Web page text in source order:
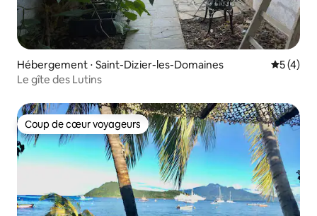
Hébergement ⋅ Saint-Dizier-les-Domaines
5 (4)
Le gîte des Lutins
Coup de cœur voyageurs
Coup de cœur voyageurs